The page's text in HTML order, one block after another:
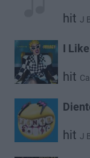
hit J
I
hit
hit J